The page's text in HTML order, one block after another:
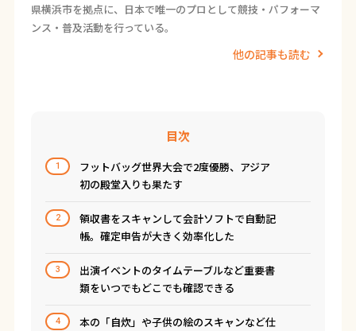
県横浜市を拠点に、日本で唯一のプロとして競技・パフォーマ
ンス・普及活動を行っている。
他の記事も読む
目次
1
フットバッグ世界大会で2度優勝、アジア
初の殿堂入りも果たす
2
領収書をスキャンして会計ソフトで自動記
帳。確定申告が大きく効率化した
3
出演イベントのタイムテーブルなど重要書
類をいつでもどこでも確認できる
4
本の「自炊」や子供の絵のスキャンなど仕